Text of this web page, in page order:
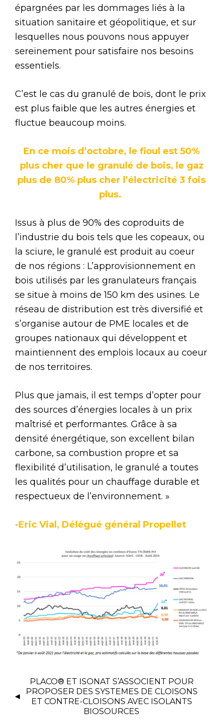
épargnées par les dommages liés à la
situation sanitaire et géopolitique, et sur
lesquelles nous pouvons nous appuyer
sereinement pour satisfaire nos besoins
essentiels.
C’est le cas du granulé de bois, dont le prix
est plus faible que les autres énergies et
fluctue beaucoup moins.
En ce mois d’octobre, le fioul est 50%
plus cher que le granulé de bois, le gaz
plus de 80% plus cher l’électricité 3 fois
plus.
Issus à plus de 90% des coproduits de
l’industrie du bois tels que les copeaux, ou
la sciure, le granulé est produit au coeur
de nos régions : L’approvisionnement en
bois utilisés par les granulateurs français
se situe à moins de 150 km des usines. Le
réseau de distribution est très diversifié et
s’organise autour de PME locales et de
groupes nationaux qui développent et
maintiennent des emplois locaux au coeur
de nos territoires.
Plus que jamais, il est temps d’opter pour
des sources d’énergies locales à un prix
maîtrisé et performantes. Grâce à sa
densité énergétique, son excellent bilan
carbone, sa combustion propre et sa
flexibilité d’utilisation, le granulé a toutes
les qualités pour un chauffage durable et
respectueux de l’environnement. »
-Eric Vial, Délégué général Propellet
PLACO® ET ISONAT S’ASSOCIENT POUR
PROPOSER DES SYSTEMES DE CLOISONS
ET CONTRE-CLOISONS AVEC ISOLANTS
BIOSOURCES